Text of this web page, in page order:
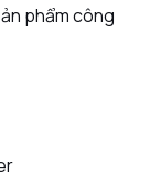
phẩm công